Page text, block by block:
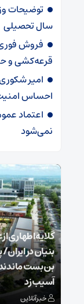
توضیحات
سال تحصیلی
قرعه‌کشی و
امیر
احساس
اعتماد
نمی‌شود
گلایه اطهاری
بنیان در
آسیب زد
خبرآنلاین